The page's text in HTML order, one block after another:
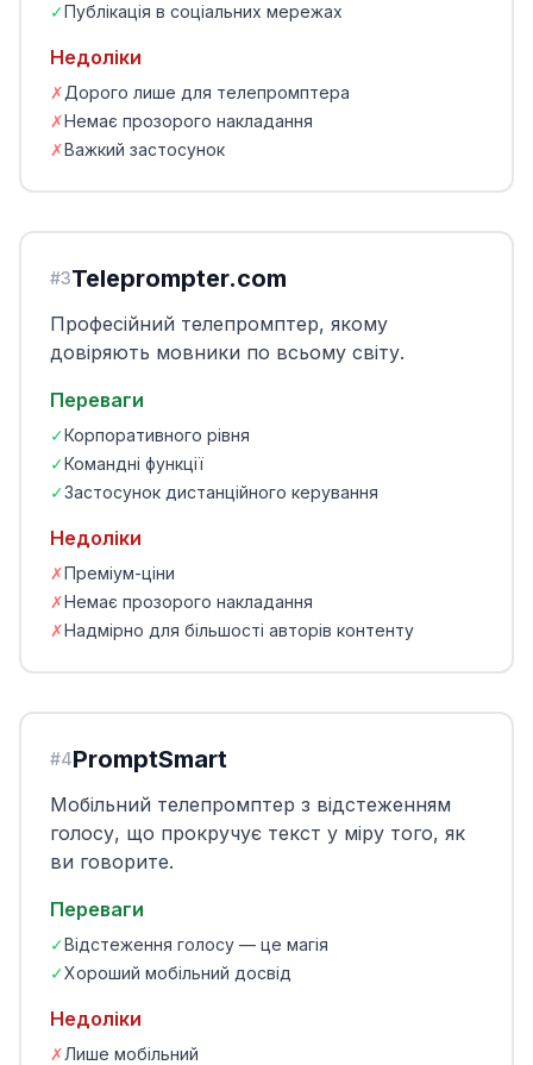
✓Публікація в соціальних мережах
Недоліки
✗Дорого лише для телепромптера
✗Немає прозорого накладання
✗Важкий застосунок
#3Teleprompter.com
Професійний телепромптер, якому
довіряють мовники по всьому світу.
Переваги
✓Корпоративного рівня
✓Командні функції
✓Застосунок дистанційного керування
Недоліки
✗Преміум-ціни
✗Немає прозорого накладання
✗Надмірно для більшості авторів контенту
#4PromptSmart
Мобільний телепромптер з відстеженням
голосу, що прокручує текст у міру того, як
ви говорите.
Переваги
✓Відстеження голосу — це магія
✓Хороший мобільний досвід
Недоліки
✗Лише мобільний